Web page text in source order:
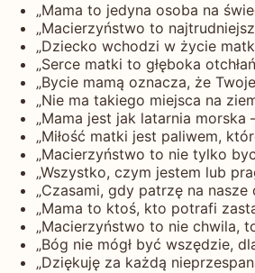
„Mama to jedyna osoba na
„Macierzyństwo to
„Dziecko wchodzi w życie
„Serce matki to głęboka
„Bycie mamą oznacza, że
„Nie ma takiego miejsca na
„Mama jest jak latarnia
„Miłość matki jest paliwem,
„Macierzyństwo to nie tylko
„Wszystko, czym jestem lub
„Czasami, gdy patrzę na
„Mama to ktoś, kto potrafi
„Macierzyństwo to nie chwila,
„Bóg nie mógł być wszędzie,
„Dziękuję za każdą